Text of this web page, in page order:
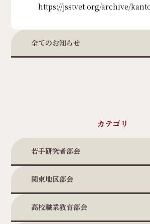
全てのお知らせ
カテゴリ
若手研究者部会
関東地区部会
高校職業教育部会
https://jsstvet.org/archive/